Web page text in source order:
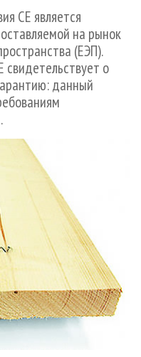
СЕ является
на рынок
(ЕЭП).
о
данный